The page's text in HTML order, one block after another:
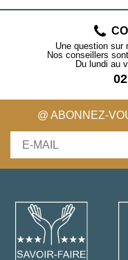
Une question sur
Nos conseillers
Du lundi au
@ ABONNEZ-